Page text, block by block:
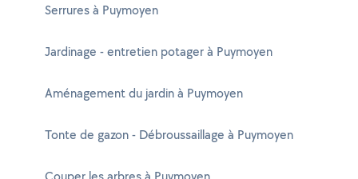
Serrures à Puymoyen
Jardinage - entretien potager à Puymoyen
Aménagement du jardin à Puymoyen
Tonte de gazon - Débroussaillage à Puymoyen